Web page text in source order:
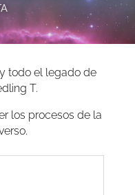
todo el legado de
T.
los procesos de la